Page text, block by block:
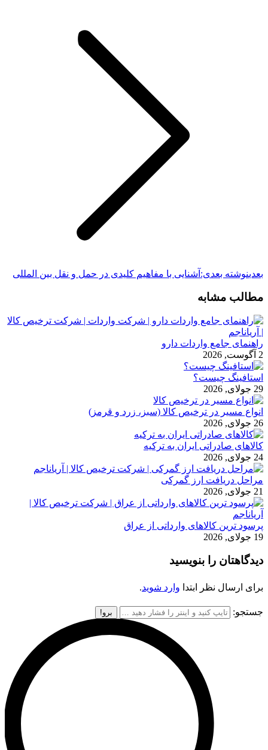
بعدینوشته بعدی: آشنایی با مفاهیم کلیدی در حمل‌ و نقل بین‌ المللی
مطالب مشابه
راهنمای جامع واردات دارو
2 آگوست, 2026
استافینگ چیست؟
29 جولای, 2026
انواع مسیر در ترخیص کالا (سبز، زرد و قرمز)
26 جولای, 2026
کالاهای صادراتی ایران به ترکیه
24 جولای, 2026
مراحل دریافت ارز گمرکی
21 جولای, 2026
پرسود ترین کالاهای وارداتی از عراق
19 جولای, 2026
دیدگاهتان را بنویسید
برای ارسال نظر ابتدا وارد شوید.
جستجو: